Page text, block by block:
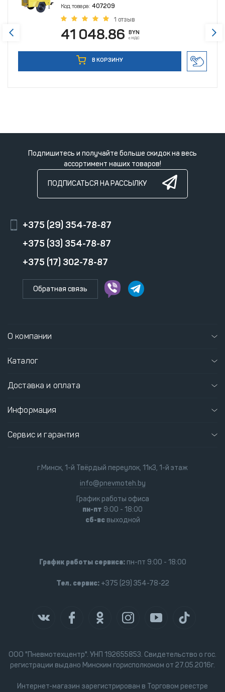
Код товара: 407209
1 отзыв
41 048.86 BYN
с НДС
В КОРЗИНУ
Подпишитесь и получайте больше скидок на весь
ассортимент наших товаров!
ПОДПИСАТЬСЯ НА РАССЫЛКУ
+375 (29) 354-78-87
+375 (33) 354-78-87
+375 (17) 302-78-87
Обратная связь
О компании
Каталог
Доставка и оплата
Информация
Сервис и гарантия
ООО "Пневмотехцентр". УНП 192655853. Свидетельство о гос.
регистрации выдано Минским горисполкомом от 27.05.2016г.
Интернет-магазин зарегистрирован в Торговом реестре
г.Минск, 1-й Твёрдый переулок, 11к3, 1-й этаж
info@pnevmoteh.by
График работы офиса
пн-пт 9:00 - 18:00
сб-всвыходной
График работы сервиса:пн-пт 9:00 - 18:00
Тел. сервис:+375 (29) 354-78-22